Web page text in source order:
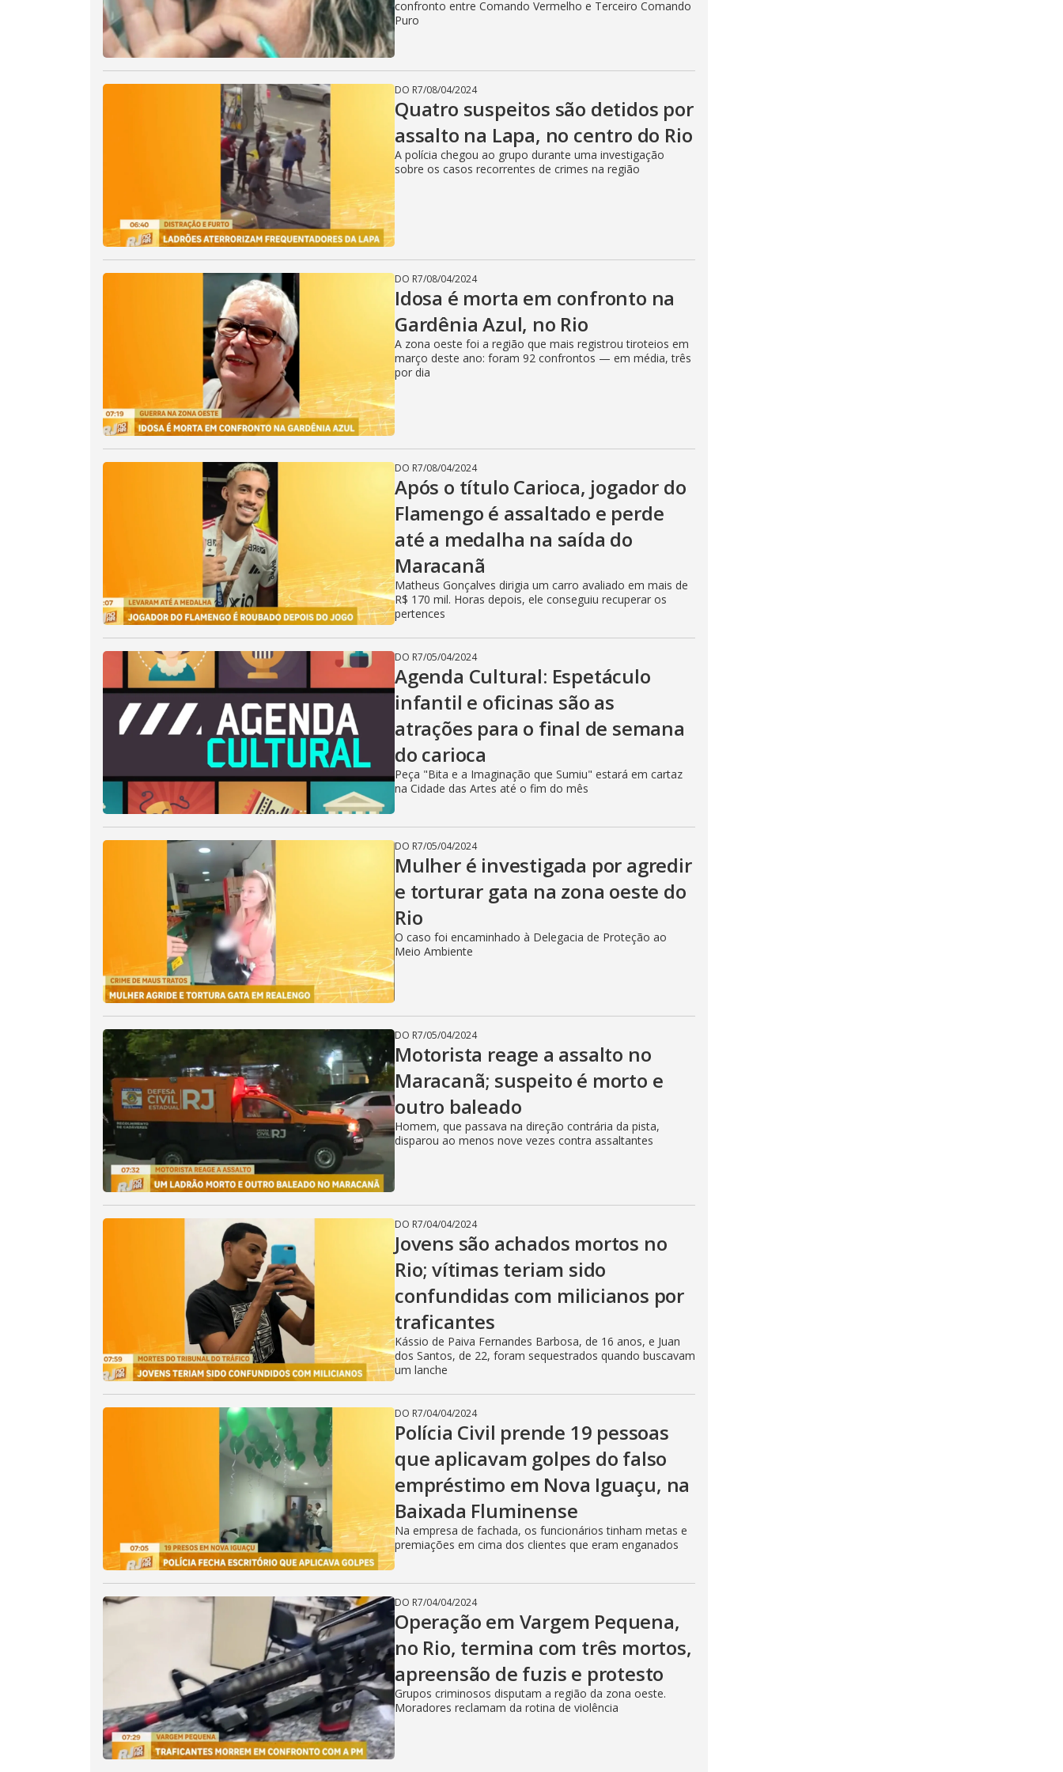
i
d
e
o
confronto entre Comando Vermelho e Terceiro Comando
Puro
DO R7/08/04/2024
Quatro suspeitos são detidos por
assalto na Lapa, no centro do Rio
A polícia chegou ao grupo durante uma investigação
sobre os casos recorrentes de crimes na região
DO R7/08/04/2024
Idosa é morta em confronto na
Gardênia Azul, no Rio
A zona oeste foi a região que mais registrou tiroteios em
março deste ano: foram 92 confrontos — em média, três
por dia
DO R7/08/04/2024
Após o título Carioca, jogador do
Flamengo é assaltado e perde
até a medalha na saída do
Maracanã
Matheus Gonçalves dirigia um carro avaliado em mais de
R$ 170 mil. Horas depois, ele conseguiu recuperar os
pertences
DO R7/05/04/2024
Agenda Cultural: Espetáculo
infantil e oficinas são as
atrações para o final de semana
do carioca
Peça "Bita e a Imaginação que Sumiu" estará em cartaz
na Cidade das Artes até o fim do mês
DO R7/05/04/2024
Mulher é investigada por agredir
e torturar gata na zona oeste do
Rio
O caso foi encaminhado à Delegacia de Proteção ao
Meio Ambiente
DO R7/05/04/2024
Motorista reage a assalto no
Maracanã; suspeito é morto e
outro baleado
Homem, que passava na direção contrária da pista,
disparou ao menos nove vezes contra assaltantes
DO R7/04/04/2024
Jovens são achados mortos no
Rio; vítimas teriam sido
confundidas com milicianos por
traficantes
Kássio de Paiva Fernandes Barbosa, de 16 anos, e Juan
dos Santos, de 22, foram sequestrados quando buscavam
um lanche
DO R7/04/04/2024
Polícia Civil prende 19 pessoas
que aplicavam golpes do falso
empréstimo em Nova Iguaçu, na
Baixada Fluminense
Na empresa de fachada, os funcionários tinham metas e
premiações em cima dos clientes que eram enganados
DO R7/04/04/2024
Operação em Vargem Pequena,
no Rio, termina com três mortos,
apreensão de fuzis e protesto
Grupos criminosos disputam a região da zona oeste.
Moradores reclamam da rotina de violência